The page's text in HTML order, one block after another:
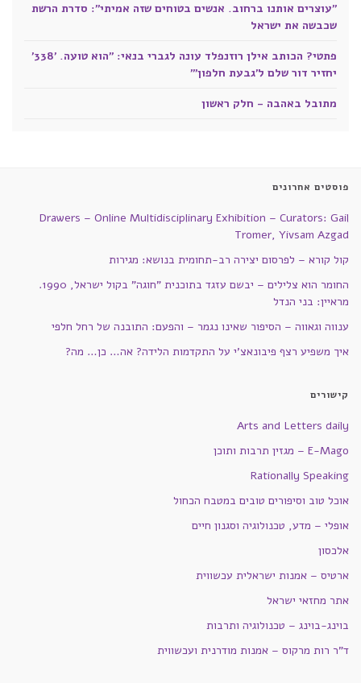
"עוצרים אותנו ברחוב. אנשים בטוחים שזה אמיתי": סדרת הרשת
שכבשה את ישראל
פתטי? הכותב אילן רוזנפלד עונה לגברי בנאי: "הוא טועה. '338'
יחזיר דור שלם ל'גבעת חלפון'"
מתובל באהבה - חלק ראשון
פוסטים אחרונים
Drawers – Online Multidisciplinary Exhibition – Curators: Gail
Tromer, Yivsam Azgad
קול קורא – לפרסום יצירה רב-תחומית בנושא: מגירות
החומר הוא צלילים – יבשם עזגד בתוכנית "חוגה" בקול ישראל, 1990.
מראיין: בני הנדל
ענווה וגאווה – הסיפור שאינו נגמר – והפעם: התובנה של רחל חלפי
איך משפיע רצף פיבונאצ'י על התקדמות הלידה? אה… כן… מה?
קישורים
Arts and Letters daily
E-Mago – מגזין תרבות ותוכן
Rationally Speaking
אוכל טוב וסיפורים טובים במטבח הכחול
אופלי – מדע, טכנולוגיה וסגנון חיים
אלכסון
ארטיס – אמנות ישראלית עכשווית
אתר מחזאי ישראל
בוינג-בוינג – טכנולוגיה ותרבות
ד"ר רות מרקוס – אמנות מודרנית ועכשווית